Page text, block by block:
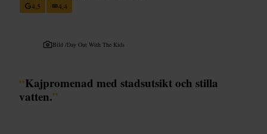
4,5
4,4
Bild /Day Out With The Kids
“Kajpromenad med stadsutsikt och stilla
vatten.”